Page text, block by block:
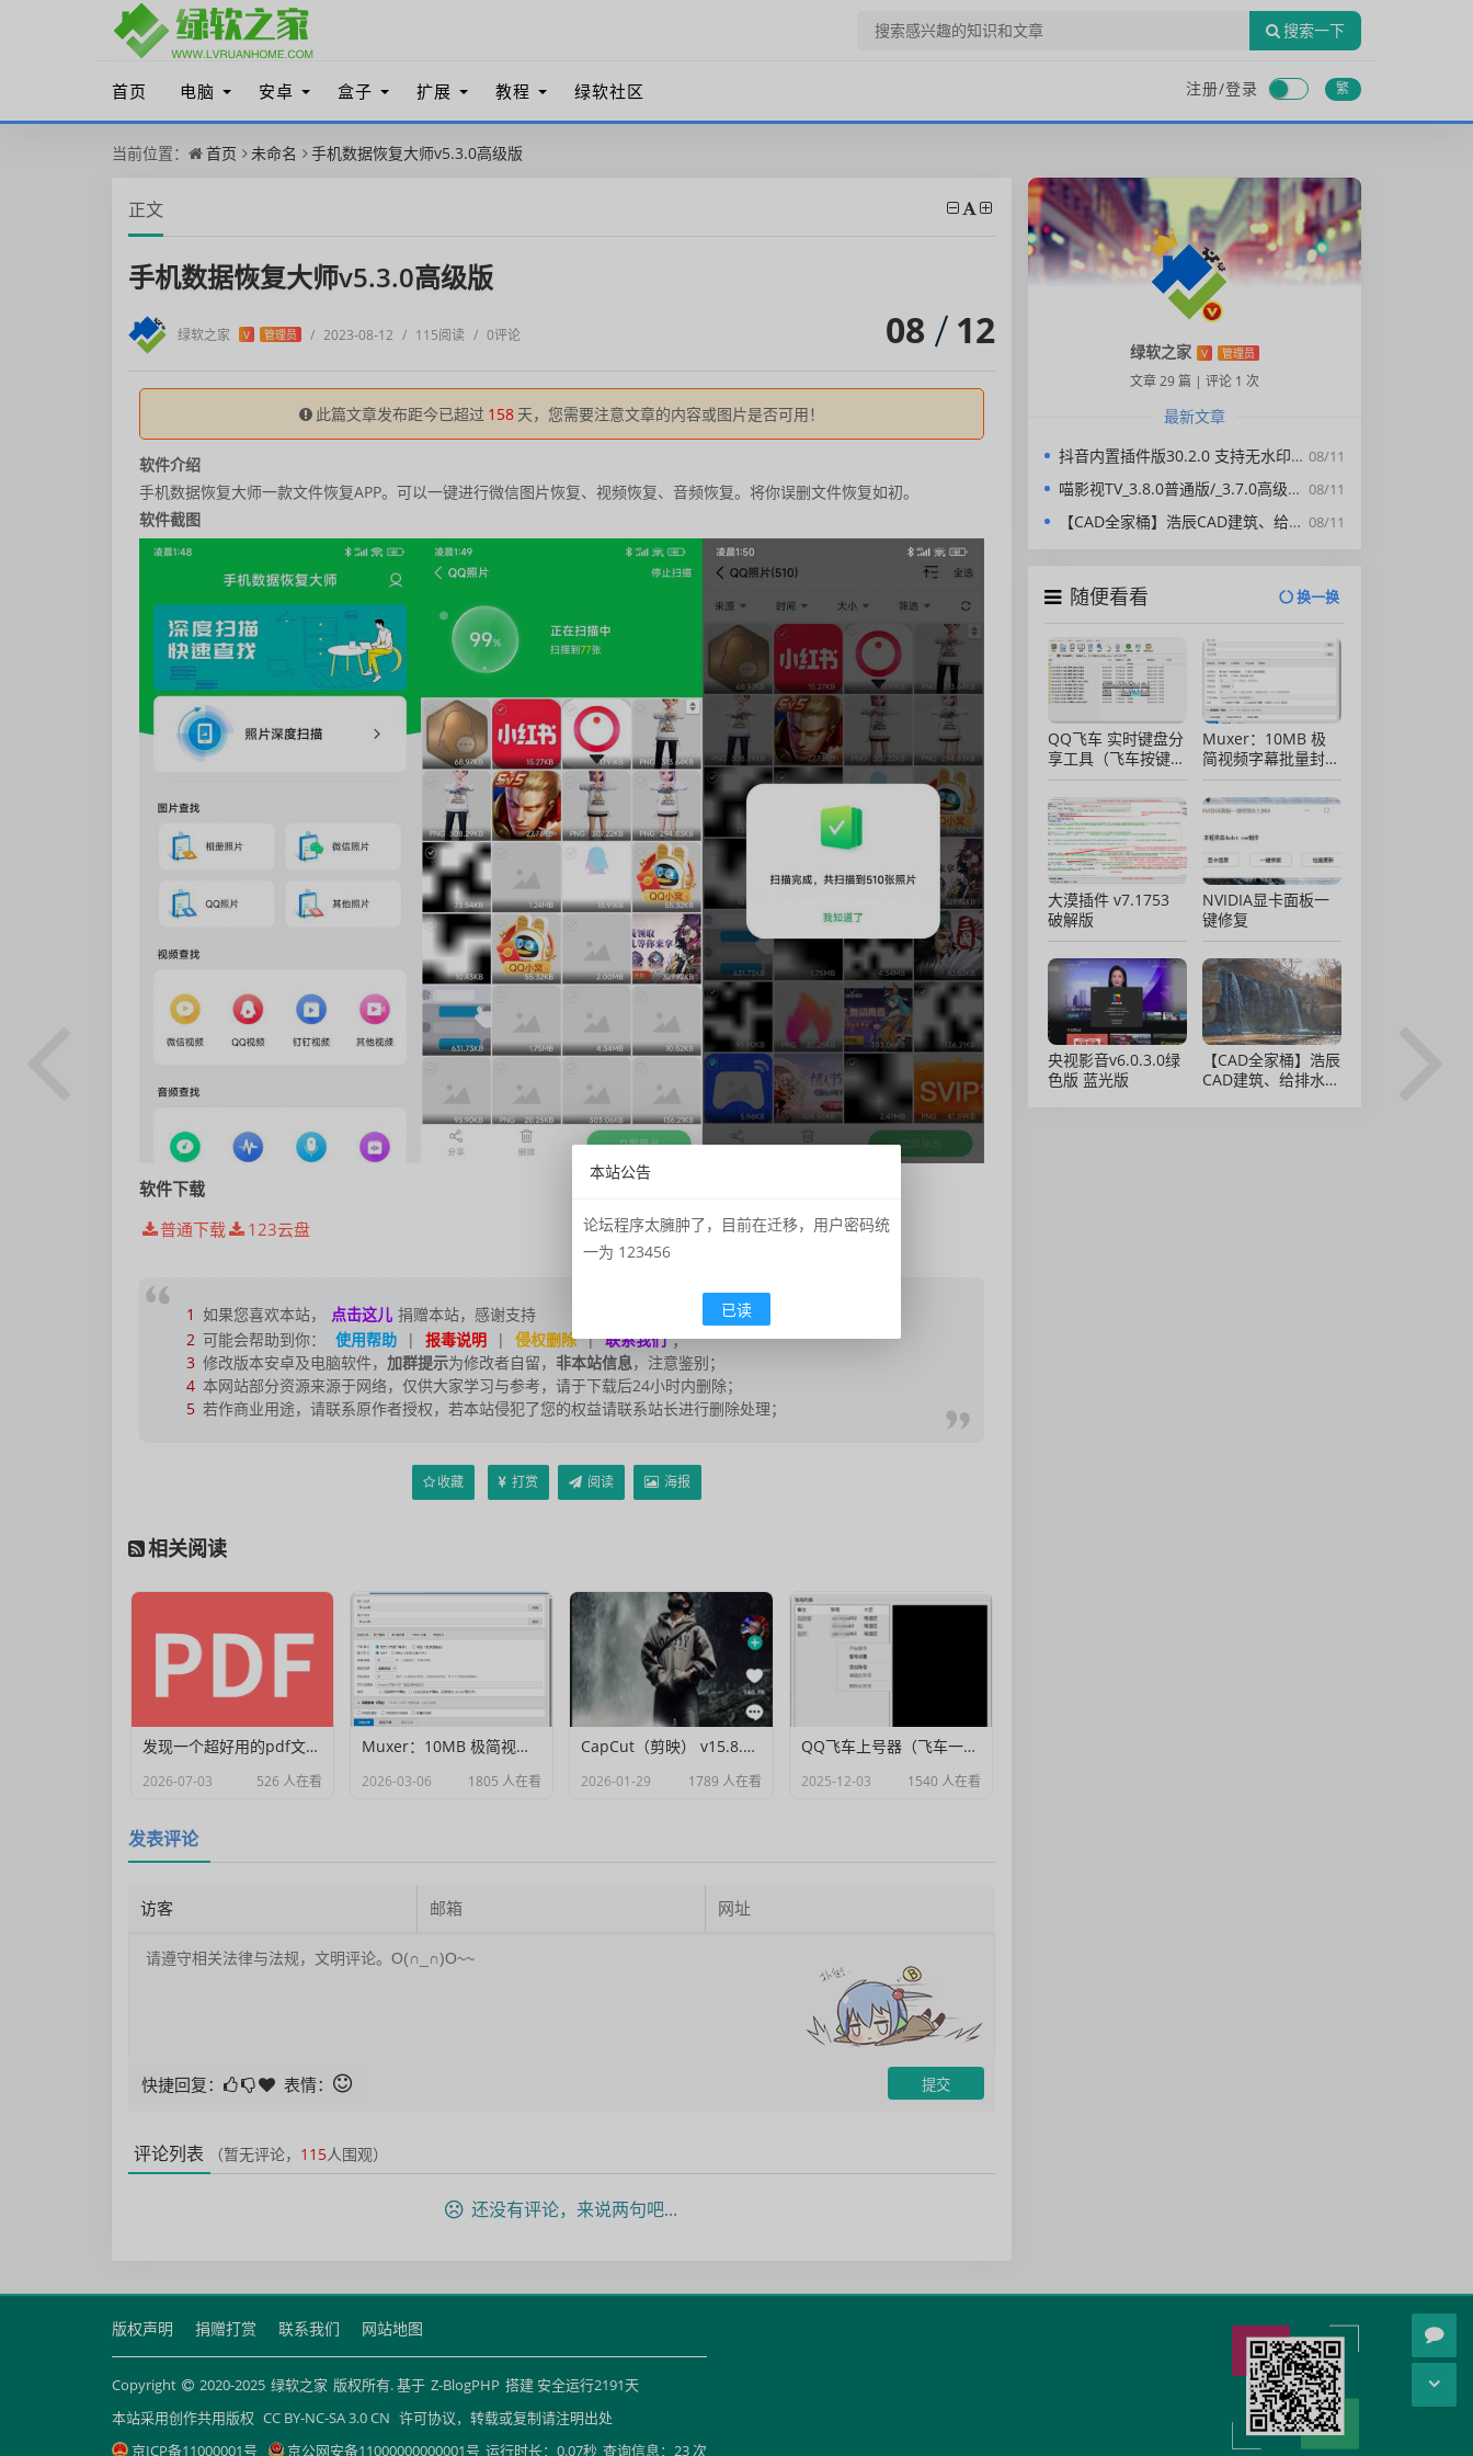
搜索一下
首页 电脑 安卓 盒子 扩展 教程 绿软社区 注册/登录 繁
当前位置： 首页 未命名 手机数据恢复大师v5.3.0高级版
正文
手机数据恢复大师v5.3.0高级版
绿软之家 V 管理员 / 2023-08-12 / 115阅读 / 0评论 08 12
此篇文章发布距今已超过 158 天，您需要注意文章的内容或图片是否可用！
软件介绍
手机数据恢复大师一款文件恢复APP。可以一键进行微信图片恢复、视频恢复、音频恢复。将你误删文件恢复如初。
软件截图
软件下载
普通下载
123云盘
1 如果您喜欢本站， 点击这儿 捐赠本站，感谢支持
2 可能会帮助到你： 使用帮助 | 报毒说明 | 侵权删除 | 联系我们 ；
3 修改版本安卓及电脑软件， 加群提示为修改者自留， 非本站信息，注意鉴别；
4 本网站部分资源来源于网络，仅供大家学习与参考，请于下载后24小时内删除；
5 若作商业用途，请联系原作者授权，若本站侵犯了您的权益请联系站长进行删除处理；
收藏 打赏 阅读 海报
相关阅读
发现一个超好用的pdf文档编辑器
2026-07-03 526 人在看
Muxer：10MB 极简视频字幕批量封装工具 (单文件/绿色版)
2026-03-06 1805 人在看
CapCut（剪映） v15.8.0 国际高级会员解锁破解版
2026-01-29 1789 人在看
QQ飞车上号器（飞车一键登号器）V1.0
2025-12-03 1540 人在看
发表评论
快捷回复： 表情：
评论列表 （暂无评论， 115人围观）
还没有评论，来说两句吧...
绿软之家 V 管理员
文章 29 篇 | 评论 1 次
最新文章
08/11
抖音内置插件版30.2.0 支持无水印下载视频，去广告，精简界面
08/11
喵影视TV_3.8.0普通版/_3.7.0高级版/4.X低版本完美适配/内置源/4K超清
08/11
【CAD全家桶】浩辰CAD建筑、给排水、暖通、电气、电力软件 安装包中文版，亲测可用！
随便看看 换一换
QQ飞车 实时键盘分
享工具（飞车按键显
示）直播专用版
Muxer：10MB 极
简视频字幕批量封装
工具 (单文件/绿色
版)
大漠插件 v7.1753
破解版
NVIDIA显卡面板一
键修复
央视影音v6.0.3.0绿
色版 蓝光版
【CAD全家桶】浩辰
CAD建筑、给排水、
版权声明 捐赠打赏 联系我们 网站地图
Copyright 2020-2025 绿软之家 版权所有. 基于 Z-BlogPHP 搭建 安全运行2191天
本站采用创作共用版权 CC BY-NC-SA 3.0 CN 许可协议，转载或复制请注明出处
京ICP备11000001号
京公网安备11000000000001号 运行时长：0.07秒 查询信息：23 次
本站公告
论坛程序太臃肿了，目前在迁移，用户密码统
一为 123456
已读